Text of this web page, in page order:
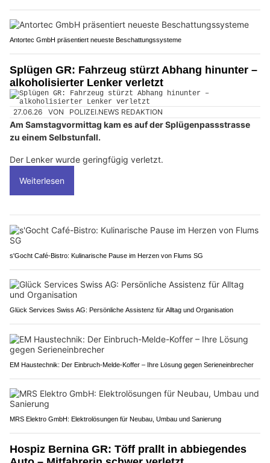
Antortec GmbH präsentiert neueste Beschattungssysteme
Splügen GR: Fahrzeug stürzt Abhang hinunter –
alkoholisierter Lenker verletzt
27.06.26 VON POLIZEI.NEWS REDAKTION
Am Samstagvormittag kam es auf der Splügenpassstrasse
zu einem Selbstunfall.
Der Lenker wurde geringfügig verletzt.
Weiterlesen
s'Gocht Café-Bistro: Kulinarische Pause im Herzen von Flums SG
Glück Services Swiss AG: Persönliche Assistenz für Alltag und Organisation
EM Haustechnik: Der Einbruch-Melde-Koffer – Ihre Lösung gegen Serieneinbrecher
MRS Elektro GmbH: Elektrolösungen für Neubau, Umbau und Sanierung
Hospiz Bernina GR: Töff prallt in abbiegendes